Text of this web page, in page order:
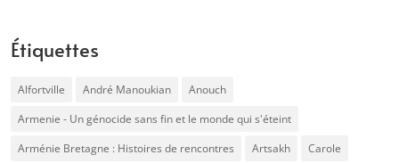
Étiquettes
Alfortville André Manoukian
Anouch
Armenie - Un génocide sans fin et le monde qui s'éteint
Arménie Bretagne : Histoires de rencontres
Artsakh
Carole